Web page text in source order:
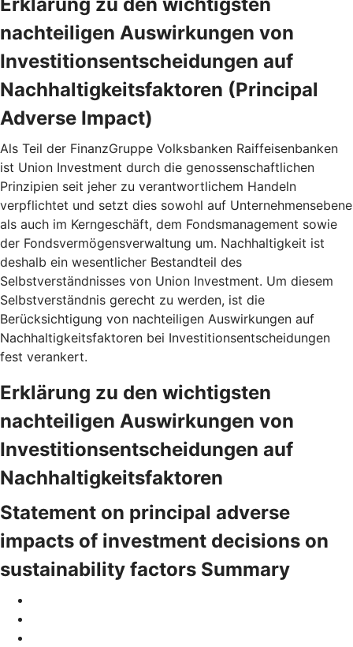
nachteiligen Auswirkungen von
Investitionsentscheidungen auf
Nachhaltigkeitsfaktoren (Principal
Adverse Impact)
Als Teil der FinanzGruppe Volksbanken Raiffeisenbanken
ist Union Investment durch die genossenschaftlichen
Prinzipien seit jeher zu verantwortlichem Handeln
verpflichtet und setzt dies sowohl auf Unternehmensebene
als auch im Kerngeschäft, dem Fondsmanagement sowie
der Fondsvermögensverwaltung um. Nachhaltigkeit ist
deshalb ein wesentlicher Bestandteil des
Selbstverständnisses von Union Investment. Um diesem
Selbstverständnis gerecht zu werden, ist die
Berücksichtigung von nachteiligen Auswirkungen auf
Nachhaltigkeitsfaktoren bei Investitionsentscheidungen
fest verankert.
Erklärung zu den wichtigsten
nachteiligen Auswirkungen von
Investitionsentscheidungen auf
Nachhaltigkeitsfaktoren
Statement on principal adverse
impacts of investment decisions on
sustainability factors Summary